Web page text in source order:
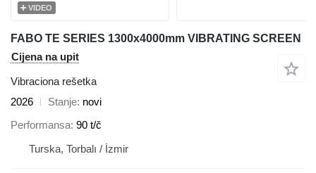
VIDEO
FABO TE SERIES 1300x4000mm VIBRATING SCREEN
Cijena na upit
Vibraciona rešetka
2026
Stanje novi
Performansa 90 t/č
Turska, Torbalı / İzmir